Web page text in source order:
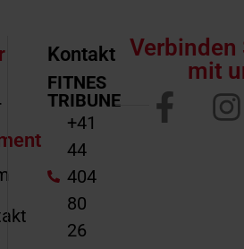
Kontakt
FITNES
TRIBUNE
+41
44
404
80
26
Verbinden
mit